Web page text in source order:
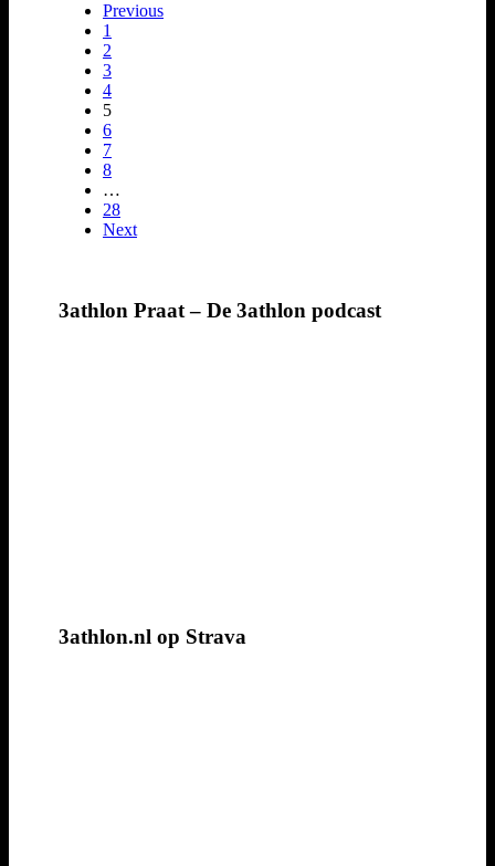
Previous
1
2
3
4
5
6
7
8
…
28
Next
3athlon Praat – De 3athlon podcast
3athlon.nl op Strava